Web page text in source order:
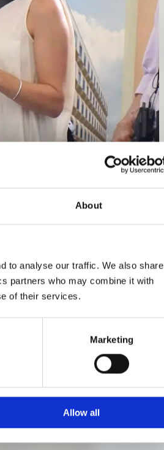
About
to analyse our traffic. We also share
partners who may combine it with
of their services.
Marketing
Allow all
der zugrundeliegenden
vorhanden sind